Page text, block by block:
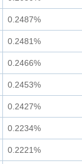
0.2487%
0.2481%
0.2466%
0.2453%
0.2427%
0.2234%
0.2221%